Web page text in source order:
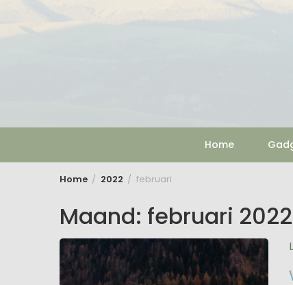
content
Home
Home 2022 februari
Maand: februari 2022